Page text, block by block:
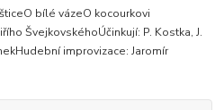
bílé vázeO kocourkovi
ŠvejkovskéhoÚčinkují: P. Kostka, J.
improvizace: Jaromír